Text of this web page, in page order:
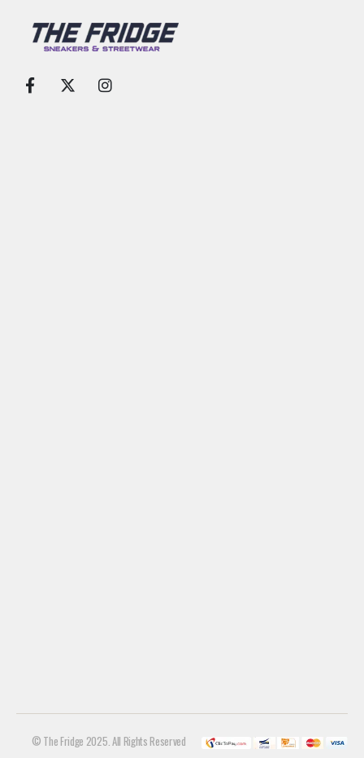
© The Fridge 2025. All Rights Reserved